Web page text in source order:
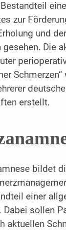
zur
und
Die
Schmerzen“
erstellt.
bildet
einer
Dabei sollen
aktuellen